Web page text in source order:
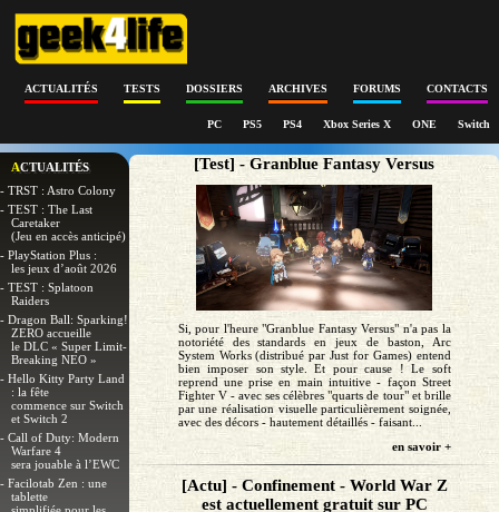
ACTUALITÉS TESTS DOSSIERS ARCHIVES FORUMS CONTACTS
PC PS5 PS4 Xbox Series X ONE Switch
ACTUALITÉS
- TRST : Astro Colony
- TEST : The Last
Caretaker
(Jeu en accès anticipé)
- PlayStation Plus :
les jeux d’août 2026
- TEST : Splatoon
Raiders
- Dragon Ball: Sparking!
ZERO accueille
le DLC « Super Limit-
Breaking NEO »
- Hello Kitty Party Land
: la fête
commence sur Switch
et Switch 2
- Call of Duty: Modern
Warfare 4
sera jouable à l’EWC
- Facilotab Zen : une
tablette
[Test] - Granblue Fantasy Versus
Si, pour l'heure "Granblue Fantasy Versus" n'a pas la
notoriété des standards en jeux de baston, Arc
System Works (distribué par Just for Games) entend
bien imposer son style. Et pour cause ! Le soft
reprend une prise en main intuitive - façon Street
Fighter V - avec ses célèbres "quarts de tour" et brille
par une réalisation visuelle particulièrement soignée,
avec des décors - hautement détaillés - faisant...
en savoir +
[Actu] - Confinement - World War Z
est actuellement gratuit sur PC